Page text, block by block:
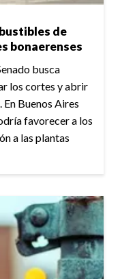
de
bonaerenses
busca
los cortes y abrir
Buenos Aires
favorecer a los
a las plantas